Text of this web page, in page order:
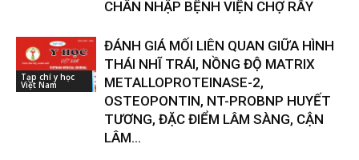
CHÂN NHẬP BỆNH VIỆN CHỢ RẪY
Tạp chí y học
Việt Nam
ĐÁNH GIÁ MỐI LIÊN QUAN GIỮA HÌNH
THÁI NHĨ TRÁI, NỒNG ĐỘ MATRIX
METALLOPROTEINASE-2,
OSTEOPONTIN, NT-PROBNP HUYẾT
TƯƠNG, ĐẶC ĐIỂM LÂM SÀNG, CẬN
LÂM...